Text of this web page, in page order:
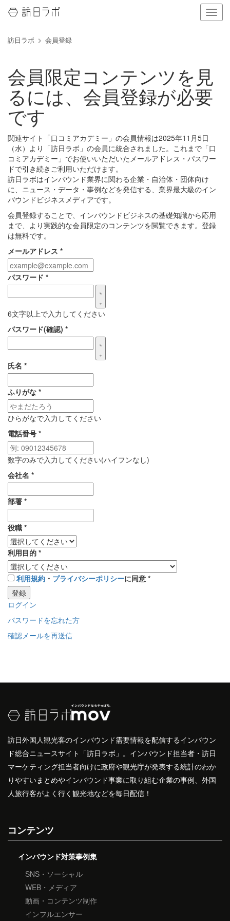
ナ
ビ
の
表
替
え
訪日ラボ 会員登録
会員限定コンテンツを見
るには、会員登録が必要
です
関連サイト「口コミアカデミー」の会員情報は2025年11月5日
（水）より「訪日ラボ」の会員に統合されました。これまで「口
コミアカデミー」でお使いいただいたメールアドレス・パスワー
ドで引き続きご利用いただけます。
訪日ラボはインバウンド業界に関わる企業・自治体・団体向け
に、ニュース・データ・事例などを発信する、業界最大級のイン
バウンドビジネスメディアです。
会員登録することで、インバウンドビジネスの基礎知識から応用
まで、より実践的な会員限定のコンテンツを閲覧できます。登録
は無料です。
メールアドレス *
パスワード *
6文字以上で入力してください
パスワード(確認) *
氏名 *
ふりがな *
ひらがなで入力してください
電話番号 *
数字のみで入力してください(ハイフンなし)
会社名 *
部署 *
役職 *
利用目的 *
利用規約 ・ プライバシーポリシーに同意 *
登録
ログイン
パスワードを忘れた方
確認メールを再送信
訪日外国人観光客のインバウンド需要情報を配信するインバウン
ド総合ニュースサイト「訪日ラボ」。インバウンド担当者・訪日
マーケティング担当者向けに政府や観光庁が発表する統計のわか
りやすいまとめやインバウンド事業に取り組む企業の事例、外国
人旅行客がよく行く観光地などを毎日配信！
コンテンツ
インバウンド対策事例集
SNS・ソーシャル
WEB・メディア
動画・コンテンツ制作
インフルエンサー